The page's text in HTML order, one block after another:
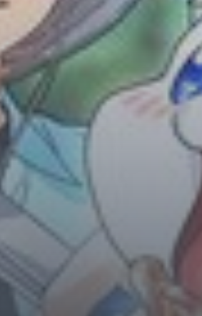
Horror
Chuyển Sinh
Psychological
Martial Arts
Shoujo
Đam Mỹ
Historical
Sci-Fi
Tragedy
#Sủng Ngọt
Hiện Đại